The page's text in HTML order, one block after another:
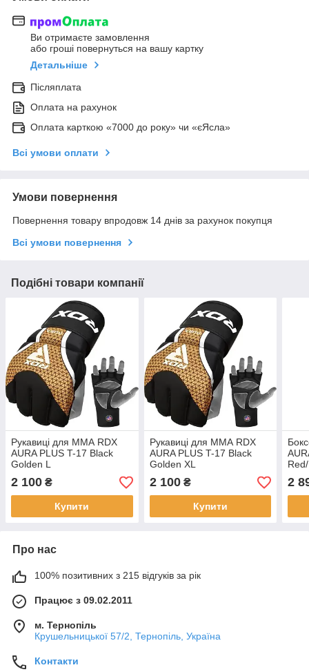
Ви отримаєте замовлення
або гроші повернуться на вашу картку
Детальніше
Післяплата
Оплата на рахунок
Оплата карткою «7000 до року» чи «єЯсла»
Всі умови оплати
Умови повернення
Повернення товару впродовж 14 днів за рахунок покупця
Всі умови повернення
Подібні товари компанії
Рукавиці для ММА RDX
AURA PLUS T-17 Black
Golden L
2 100 ₴
Купити
Рукавиці для ММА RDX
AURA PLUS T-17 Black
Golden XL
2 100₴
Купити
2
Про нас
100% позитивних з 215 відгуків за рік
Працює з 09.02.2011
м. Тернопіль
Крушельницької 57/2, Тернопіль, Україна
Контакти